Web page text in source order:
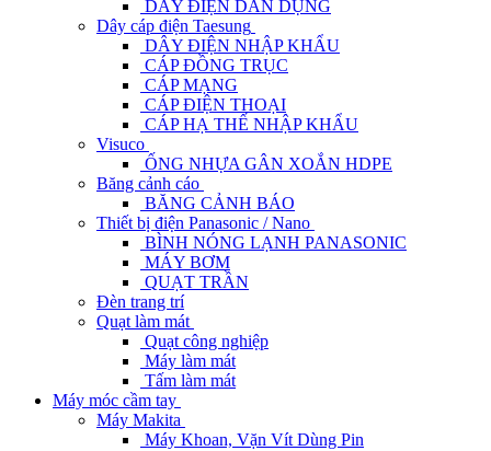
DÂY ĐIỆN DÂN DỤNG
Dây cáp điện Taesung
DÂY ĐIỆN NHẬP KHẨU
CÁP ĐỒNG TRỤC
CÁP MẠNG
CÁP ĐIỆN THOẠI
CÁP HẠ THẾ NHẬP KHẨU
Visuco
ỐNG NHỰA GÂN XOẮN HDPE
Băng cảnh cáo
BĂNG CẢNH BÁO
Thiết bị điện Panasonic / Nano
BÌNH NÓNG LẠNH PANASONIC
MÁY BƠM
QUẠT TRẦN
Đèn trang trí
Quạt làm mát
Quạt công nghiệp
Máy làm mát
Tấm làm mát
Máy móc cầm tay
Máy Makita
Máy Khoan, Vặn Vít Dùng Pin